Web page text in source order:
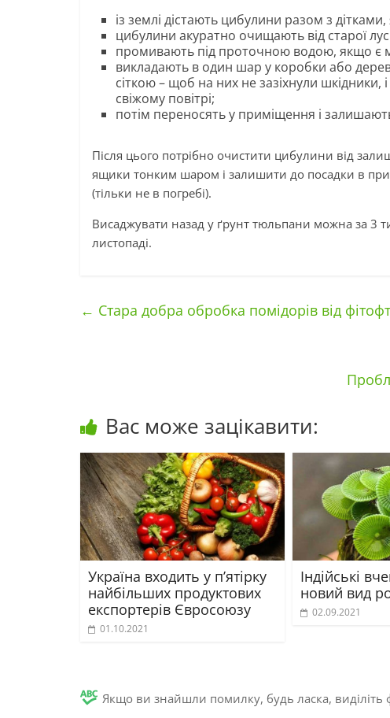
із землі дістають цибулини разом з
цибулини акуратно очищають від старої
промивають під проточною водою, якщо є
викладають в один шар у коробки або
сіткою – щоб на них не зазіхнули
свіжому повітрі;
потім переносять у приміщення і
Після цього потрібно очистити цибулини від
ящики тонким шаром і залишити до посадки в
(тільки не в погребі).
Висаджувати назад у ґрунт тюльпани можна за 3
листопаді.
← Стара добра обробка помідорів від
Вас може зацікавити:
Україна входить у п’ятірку
найбільших продуктових
експортерів Євросоюзу
01.10.2021
Індійські
новий вид
02.09.2021
Якщо ви знайшли помилку, будь ласка, виділіть